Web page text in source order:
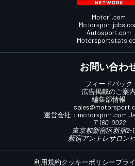
Motor1.com
Autosport.com
お問い合わ
フィードバック
広告掲載のご案内
編集部情報
運営会社： motorsport.com
〒160-0022
東京都新宿区新宿2-
新宿アントレサロン
利用規約クッキーポリシープラ